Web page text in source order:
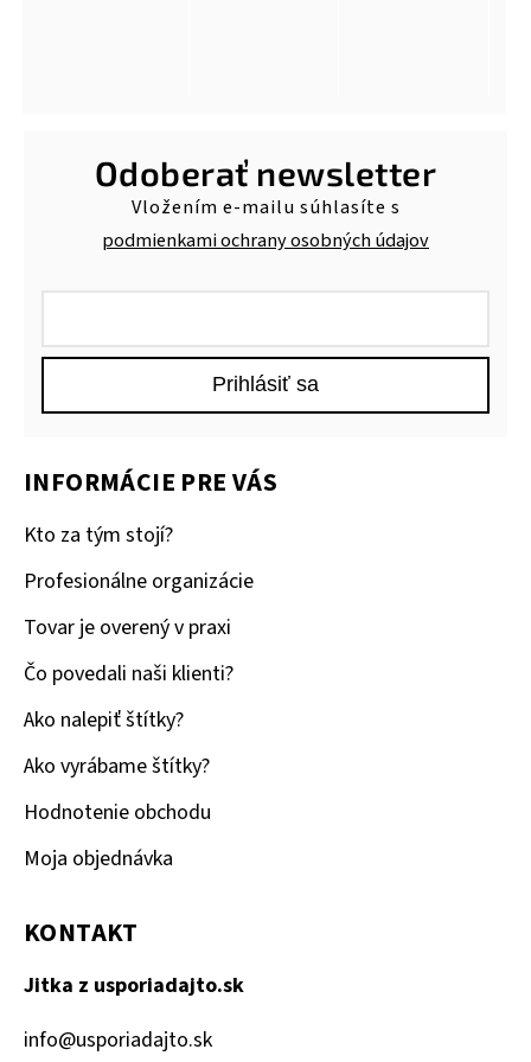
INFORMÁCIE PRE VÁS
Kto za tým stojí?
Profesionálne organizácie
Tovar je overený v praxi
Čo povedali naši klienti?
Ako nalepiť štítky?
Ako vyrábame štítky?
Hodnotenie obchodu
Moja objednávka
KONTAKT
Jitka z usporiadajto.sk
info@usporiadajto.sk
Odoberať newsletter
Vložením e-mailu súhlasíte s
podmienkami ochrany osobných údajov
Prihlásiť sa